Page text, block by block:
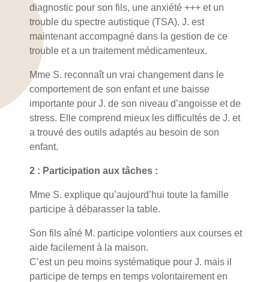
diagnostic pour son fils, une anxiété +++ et un
trouble du spectre autistique (TSA). J. est
maintenant accompagné dans la gestion de ce
trouble et a un traitement médicamenteux.
Mme S. reconnaît un vrai changement dans le
comportement de son enfant et une baisse
importante pour J. de son niveau d’angoisse et de
stress. Elle comprend mieux les difficultés de J. et
a trouvé des outils adaptés au besoin de son
enfant.
2 : Participation aux tâches :
Mme S. explique qu’aujourd’hui toute la famille
participe à débarasser la table.
Son fils aîné M. participe volontiers aux courses et
aide facilement à la maison.
C’est un peu moins systématique pour J. mais il
participe de temps en temps volontairement en